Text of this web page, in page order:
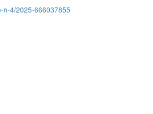
n-4/2025-666037855